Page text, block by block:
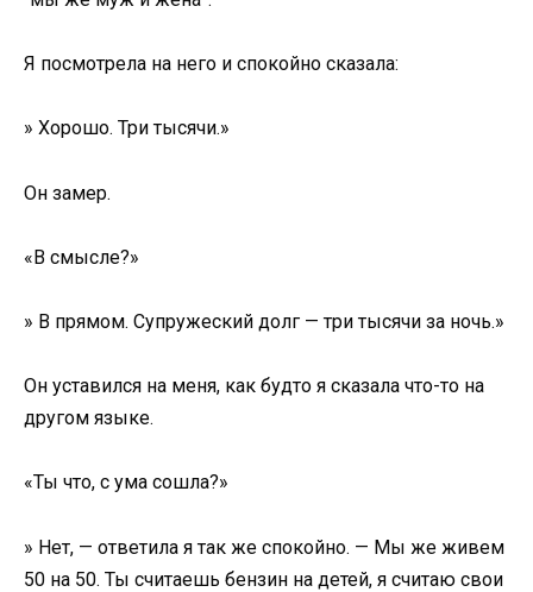
Я посмотрела на него и спокойно сказала:
» Хорошо. Три тысячи.»
Он замер.
«В смысле?»
» В прямом. Супружеский долг — три тысячи за ночь.»
Он уставился на меня, как будто я сказала что-то на
другом языке.
«Ты что, с ума сошла?»
» Нет, — ответила я так же спокойно. — Мы же живем
50 на 50. Ты считаешь бензин на детей, я считаю свои